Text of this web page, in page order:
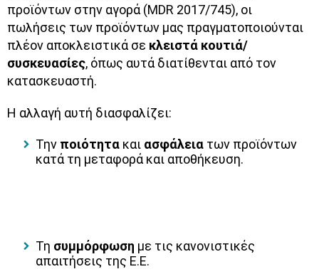
προϊόντων στην αγορά (MDR 2017/745), οι
πωλήσεις των προϊόντων μας πραγματοποιούνται
πλέον αποκλειστικά σε κλειστά κουτιά/
συσκευασίες, όπως αυτά διατίθενται από τον
κατασκευαστή.
Η αλλαγή αυτή διασφαλίζει:
Την ποιότητα και ασφάλεια των προϊόντων
κατά τη μεταφορά και αποθήκευση.
Τη συμμόρφωση με τις κανονιστικές
απαιτήσεις της Ε.Ε.